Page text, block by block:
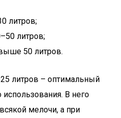
литров;
литров;
50 литров.
литров – оптимальный
В него
мелочи, а при